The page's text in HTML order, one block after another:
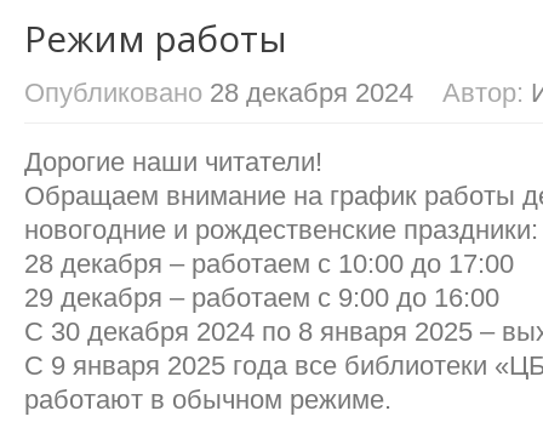
Режим работы
Опубликовано 28 декабря 2024 Автор:
Дорогие наши читатели!
Обращаем внимание на график работы
новогодние и рождественские праздники:
28 декабря – работаем с 10:00 до 17:00
29 декабря – работаем с 9:00 до 16:00
С 30 декабря 2024 по 8 января 2025 –
С 9 января 2025 года все библиотеки
работают в обычном режиме.